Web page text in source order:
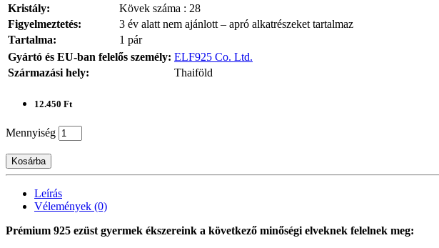
Kristály:
Kövek száma : 28
Figyelmeztetés:
3 év alatt nem ajánlott – apró alkatrészeket tartalmaz
Tartalma:
1 pár
Gyártó és EU-ban felelős személy: ELF925 Co. Ltd.
Származási hely:
Thaiföld
12.450 Ft
Mennyiség
Kosárba
Leírás
Vélemények (0)
Prémium 925 ezüst gyermek ékszereink a következő minőségi elveknek felelnek meg: